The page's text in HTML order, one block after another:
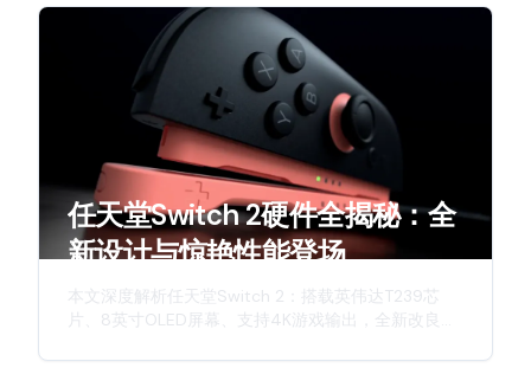
任天堂Switch 2硬件全揭秘：全
新设计与惊艳性能登场
本文深度解析任天堂Switch 2：搭载英伟达T239芯
片、8英寸OLED屏幕、支持4K游戏输出，全新改良版
级、创新特性与游戏体验。